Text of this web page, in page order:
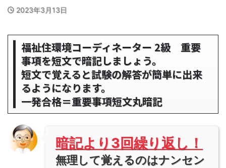
2023年3月13日
福祉住環境コーディネーター 2級 重要
事項を短文で暗記しましょう。
短文で覚えると試験の解答が簡単に出来
るようになります。
一発合格＝重要事項短文丸暗記
暗記より3回繰り返し！
無理して覚えるのはナンセン